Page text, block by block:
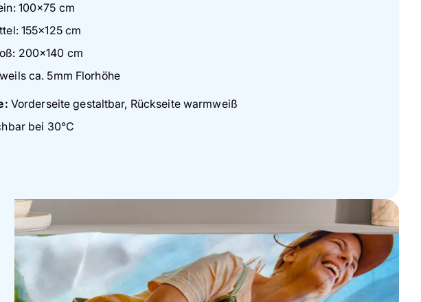
100×75 cm
155×125 cm
200×140 cm
ca. 5mm Florhöhe
Vorderseite gestaltbar, Rückseite warmweiß
bei 30°C